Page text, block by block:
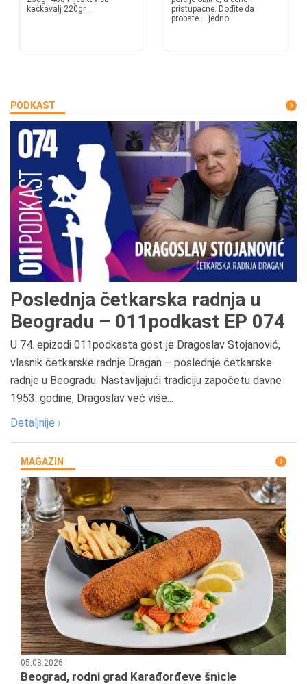
kačkavalj 220gr...
pristupačne. Dođite da
probate – jedno...
PODKAST
Poslednja četkarska radnja u
Beogradu – 011podkast EP 074
U 74. epizodi 011podkasta gost je Dragoslav Stojanović,
vlasnik četkarske radnje Dragan – poslednje četkarske
radnje u Beogradu. Nastavljajući tradiciju započetu davne
1953. godine, Dragoslav već više...
Detaljnije ›
MAGAZIN
05.08.2026
Beograd, rodni grad Karađorđeve šnicle